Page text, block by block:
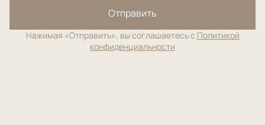
Отправить
Нажимая «Отправить», вы соглашаетесь с Политикой
конфиденциальности